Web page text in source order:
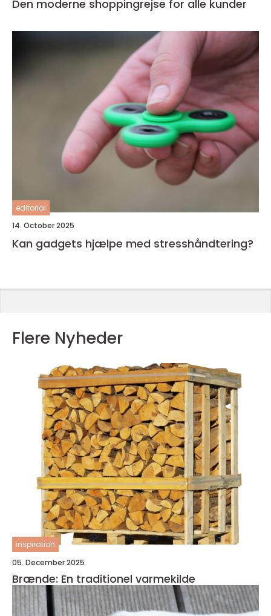
Den moderne shoppingrejse for alle kunder
editorial
14. October 2025
Kan gadgets hjælpe med stresshåndtering?
Flere Nyheder
inspiration
05. December 2025
Brænde: En traditionel varmekilde